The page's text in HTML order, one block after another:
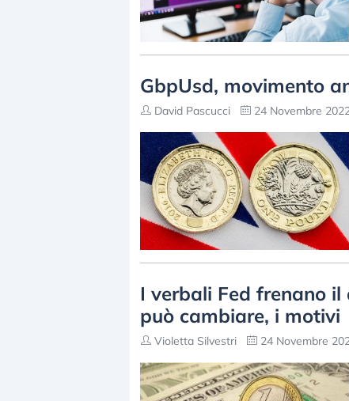
GbpUsd, movimento
David Pascucci 24 Novembre
I verbali Fed frenano
può cambiare, i motivi
Violetta Silvestri 24 Novembre